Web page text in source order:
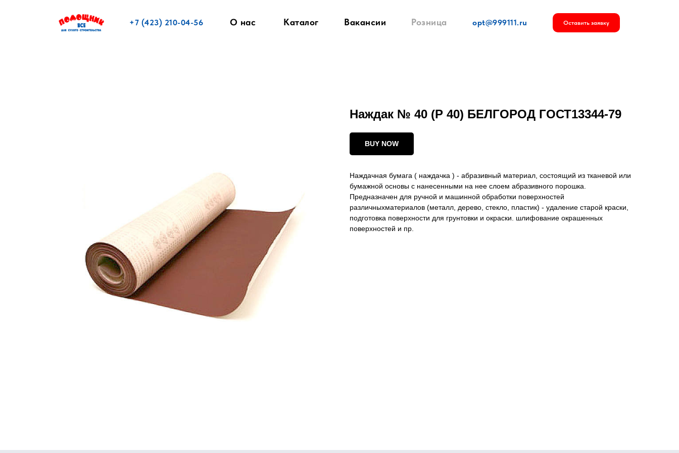
+7 (423) 210-04-56 Оставить заявку
opt@999111.ru
О нас Каталог Вакансии Розница
Наждак № 40 (Р 40) БЕЛГОРОД ГОСТ13344-79
BUY NOW
Наждачная бумага ( наждачка ) - абразивный материал, состоящий из тканевой или
бумажной основы с нанесенными на нее слоем абразивного порошка.
Предназначен для ручной и машинной обработки поверхностей
различныхматериалов (металл, дерево, стекло, пластик) - удаление старой краски,
подготовка поверхности для грунтовки и окраски. шлифование окрашенных
поверхностей и пр.